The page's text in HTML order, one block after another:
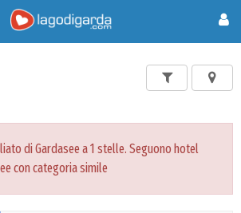
di Gardasee a 1 stelle. Seguono hotel
con categoria simile